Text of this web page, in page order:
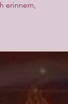
erinnern,